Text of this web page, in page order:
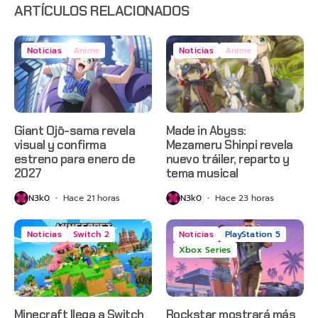
ARTÍCULOS RELACIONADOS
Noticias Anime
Giant Ojō-sama revela
visual y confirma
estreno para enero de
2027
N3k0 Hace 21 horas
Noticias Anime
Made in Abyss:
Mezameru Shinpi revela
nuevo tráiler, reparto y
tema musical
N3k0 Hace 23 horas
Noticias Switch 2
Minecraft llega a Switch
Noticias
PlayStation 5
Xbox Series
Rockstar mostrará más